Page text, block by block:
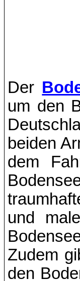
Der
um den
beiden
dem
und
Zudem
den